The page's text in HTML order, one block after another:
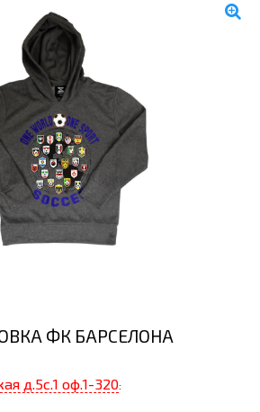
ФК БАРСЕЛОНА
д.5с.1 оф.1-320: